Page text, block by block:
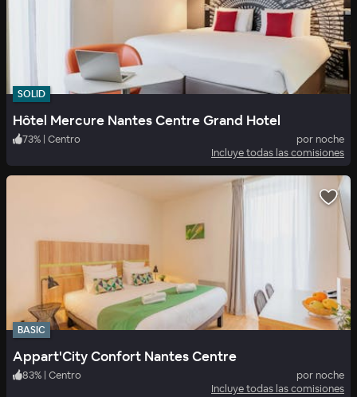
SOLID
Hôtel Mercure Nantes Centre Grand Hotel
73% | Centro
por noche
Incluye todas las comisiones
BASIC
Appart'City Confort Nantes Centre
83% | Centro
por noche
Incluye todas las comisiones